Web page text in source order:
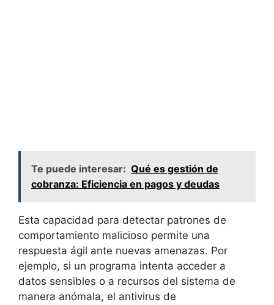
Te puede interesar: Qué es gestión de
cobranza: Eficiencia en pagos y deudas
Esta⁢ capacidad para ⁢detectar patrones⁣ de
comportamiento‍ malicioso permite una
respuesta ágil ante nuevas amenazas. Por
ejemplo, si un programa intenta acceder a
datos sensibles o a recursos del sistema de
manera anómala, el antivirus de